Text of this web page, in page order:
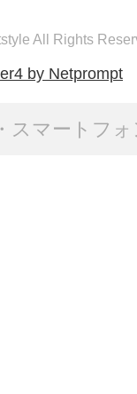
All Rights
by Netprompt
・スマートフ